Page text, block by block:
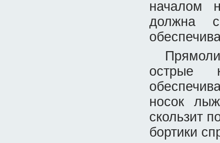
началом
должна
острые
носок
скользит
бортики